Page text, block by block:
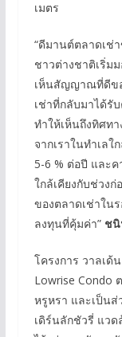
เมตร
“ดีมานต์ตลาดเช่
ชาวต่างชาติเริ่ม
เห็นสัญญาณที่ดีขอ
เช่าที่กลับมาได้รั
ทำให้เห็นถึงทิศท
จากเราในทำเลใ
5-6 % ต่อปี และ
ใกล้เคียงกับช่วง
ของตลาดเช่าใน
ลงทุนที่คุ้มค่า” ช
โครงการ วาลเด้
Lowrise Condo
หรูหรา และเป็น
เดิร์นลักชัวรี่ แว